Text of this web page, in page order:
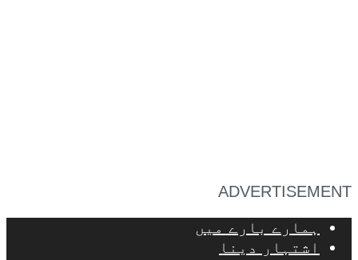
ADVERTISEMENT
ہمارے بارے میں
اشتہار دینا